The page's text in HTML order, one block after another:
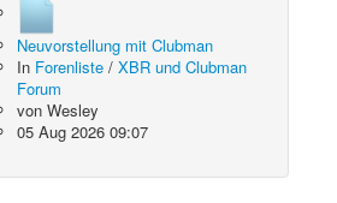
Neuvorstellung mit Clubman
In Forenliste /XBR und Clubman
Forum
vonWesley
05 Aug 2026 09:07